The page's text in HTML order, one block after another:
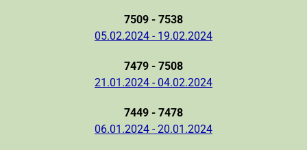
7509 - 7538
05.02.2024 - 19.02.2024
7479 - 7508
21.01.2024 - 04.02.2024
7449 - 7478
06.01.2024 - 20.01.2024